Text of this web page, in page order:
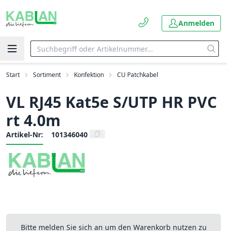
Anmelden
Start Sortiment Konfektion CU Patchkabel
VL RJ45 Kat5e S/UTP HR PVC
rt 4.0m
Artikel-Nr: 101346040
Bitte melden Sie sich an um den Warenkorb nutzen zu